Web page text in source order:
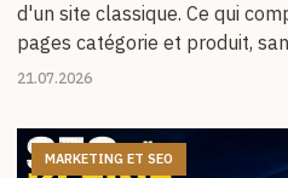
d'un site classique. Ce qui
pages catégorie et produit,
21.07.2026
MARKETING ET SEO